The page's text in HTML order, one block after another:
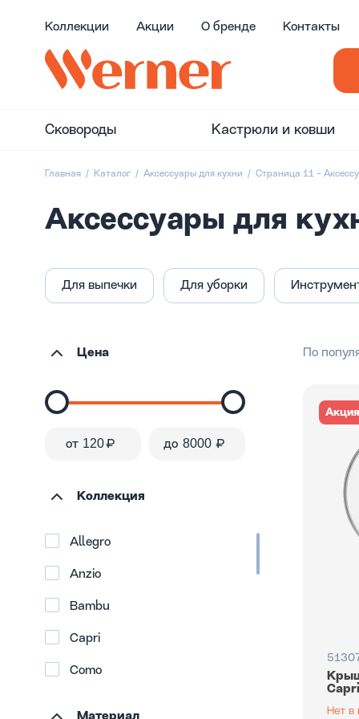
Коллекции Акции О бренде Контакты
Сковороды Кастрюли и ковши
Главная Каталог Аксессуары для кухни Страница 11 -
Аксессуары для
Для выпечки Для уборки
Цена
от ₽ до ₽
Коллекция
Allegro
Anzio
Bambu
Capri
Como
По
Акция